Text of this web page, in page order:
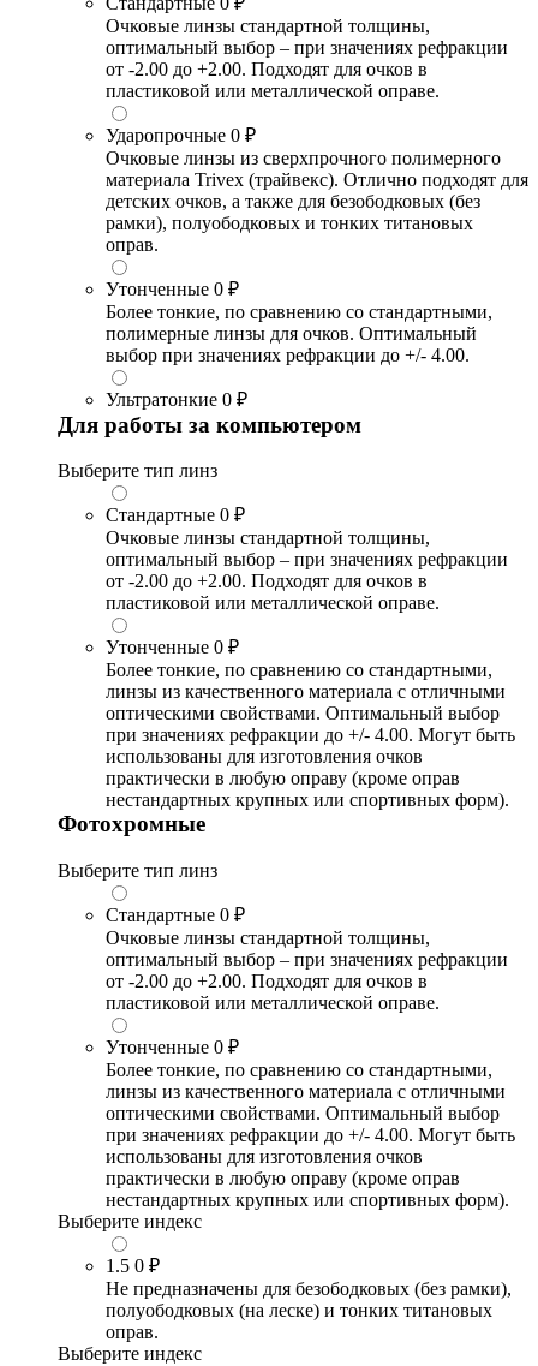
Очковые линзы стандартной толщины,
оптимальный выбор – при значениях рефракции
от -2.00 до +2.00. Подходят для очков в
пластиковой или металлической оправе.
Ударопрочные 0 ₽
Очковые линзы из сверхпрочного полимерного
материала Trivex (трайвекс). Отлично подходят для
детских очков, а также для безободковых (без
рамки), полуободковых и тонких титановых
оправ.
Утонченные 0 ₽
Более тонкие, по сравнению со стандартными,
полимерные линзы для очков. Оптимальный
выбор при значениях рефракции до +/- 4.00.
Ультратонкие 0 ₽
Для работы за компьютером
Выберите тип линз
Стандартные 0 ₽
Очковые линзы стандартной толщины,
оптимальный выбор – при значениях рефракции
от -2.00 до +2.00. Подходят для очков в
пластиковой или металлической оправе.
Утонченные 0 ₽
Более тонкие, по сравнению со стандартными,
линзы из качественного материала с отличными
оптическими свойствами. Оптимальный выбор
при значениях рефракции до +/- 4.00. Могут быть
использованы для изготовления очков
практически в любую оправу (кроме оправ
нестандартных крупных или спортивных форм).
Фотохромные
Выберите тип линз
Стандартные 0 ₽
Очковые линзы стандартной толщины,
оптимальный выбор – при значениях рефракции
от -2.00 до +2.00. Подходят для очков в
пластиковой или металлической оправе.
Утонченные 0 ₽
Более тонкие, по сравнению со стандартными,
линзы из качественного материала с отличными
оптическими свойствами. Оптимальный выбор
при значениях рефракции до +/- 4.00. Могут быть
использованы для изготовления очков
практически в любую оправу (кроме оправ
нестандартных крупных или спортивных форм).
Выберите индекс
1.5 0 ₽
Не предназначены для безободковых (без рамки),
полуободковых (на леске) и тонких титановых
оправ.
Выберите индекс